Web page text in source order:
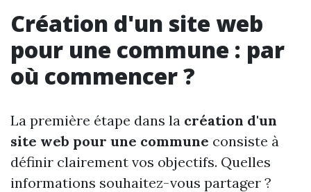
Création d'un site web
pour une commune : par
où commencer ?
La première étape dans la création d'un
site web pour une commune consiste à
définir clairement vos objectifs. Quelles
informations souhaitez-vous partager ?